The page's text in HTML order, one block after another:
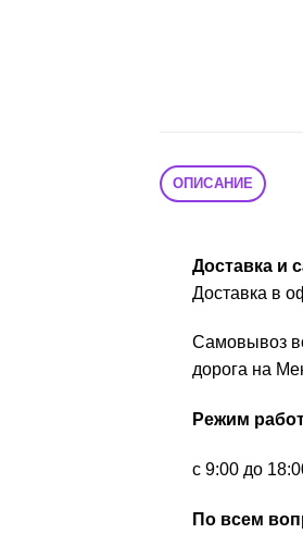
ОПИСАНИЕ
Доставка и
Доставка в
Самовывоз
дорога на
Режим
с 9:00 до
По всем